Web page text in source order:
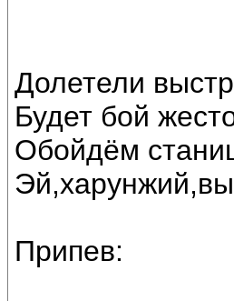
Долетели
Будет бой
Обойдём
Припев: